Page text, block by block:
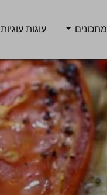
מתכונים עוגות